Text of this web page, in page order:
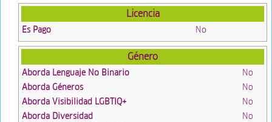
Licencia
Es Pago No
Género
Aborda Lenguaje No Binario
No
Aborda Géneros
No
Aborda Visibilidad LGBTIQ+
No
Aborda Diversidad
No